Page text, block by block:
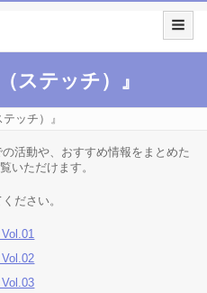
ステッチ）』
ッチ）』
活動や、おすすめ情報をまとめた
いただけます。
ださい。